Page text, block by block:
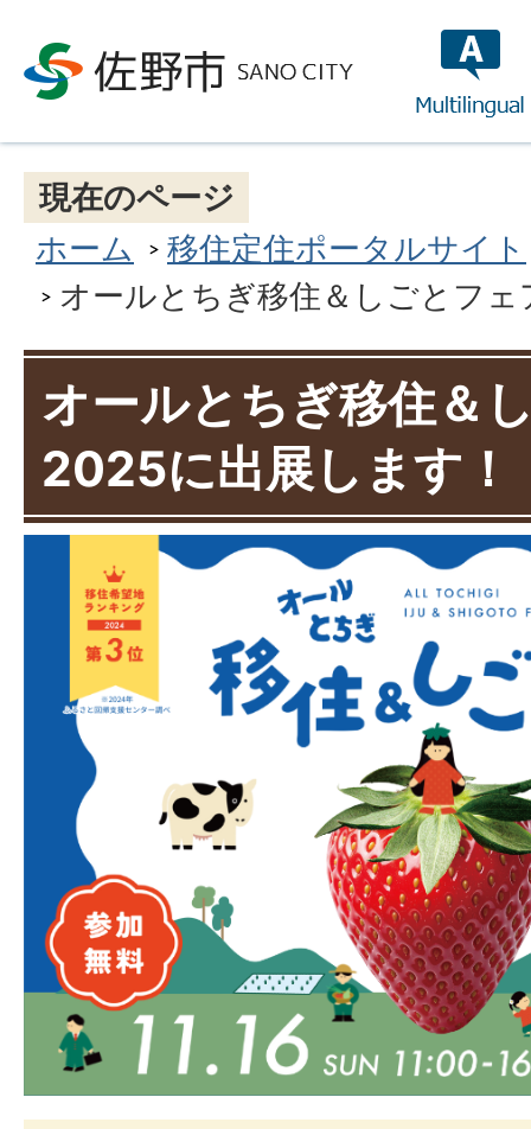
現在のページ
ホーム
移住定住ポータルサイト
オールとちぎ移住＆しごとフ
オールとちぎ移住＆
2025に出展します！